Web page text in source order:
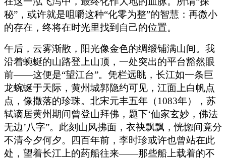
秘”，或许就是咀嚼这种“化零为整”的智慧：再微小
的存在，终将在时光里找到自己的位置。
午后，云雾渐散，阳光像金色的绸缎铺满山间。我
沿着蜿蜒的山路登上山顶，一处突出的平台豁然眼
前——这便是“望江台”。凭栏远眺，长江如一条巨
龙蜿蜒于天际，黄州城郭隐约可见，江面上白帆点
点，像撒落的珍珠。北宋元丰五年（1083年），苏
轼谪居黄州期间曾登山拜佛，题下‘仙家玄妙，佛法
无边’八字”。此刻山风拂面，衣袂飘飘，恍惚间竟分
不清今夕何夕。四百年前，李时珍或许也曾站在此
处，望着长江上的药船往来——那些船上载着的不